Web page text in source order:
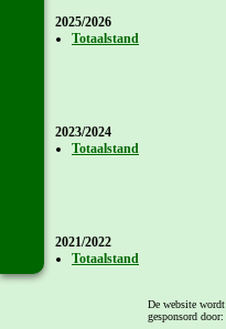
2025/2026
Totaalstand
2023/2024
Totaalstand
2021/2022
Totaalstand
De website wordt
gesponsord door: